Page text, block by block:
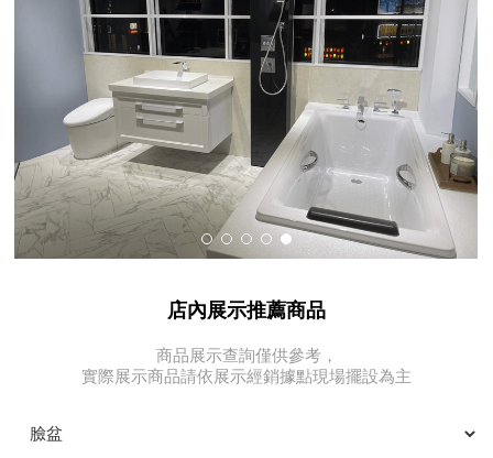
店內展示推薦商品
商品展示查詢僅供參考，
實際展示商品請依展示經銷據點現場擺設為主